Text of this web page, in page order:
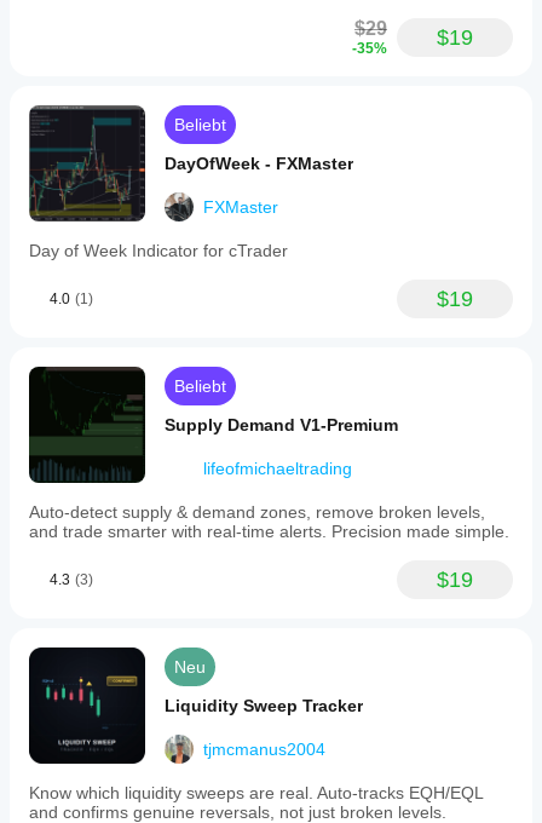
$29
-35% $19
Beliebt
DayOfWeek - FXMaster
FXMaster
Day of Week Indicator for cTrader
4.0 (1) $19
Beliebt
Supply Demand V1-Premium
lifeofmichaeltrading
Auto-detect supply & demand zones, remove broken levels,
and trade smarter with real-time alerts. Precision made simple.
4.3 (3) $19
Neu
Liquidity Sweep Tracker
tjmcmanus2004
Know which liquidity sweeps are real. Auto-tracks EQH/EQL
and confirms genuine reversals, not just broken levels.